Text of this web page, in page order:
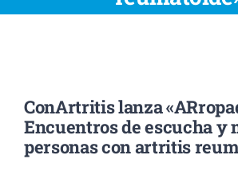
Colabora
ConArtritis lanza
Encuentros de escucha y
personas con artritis